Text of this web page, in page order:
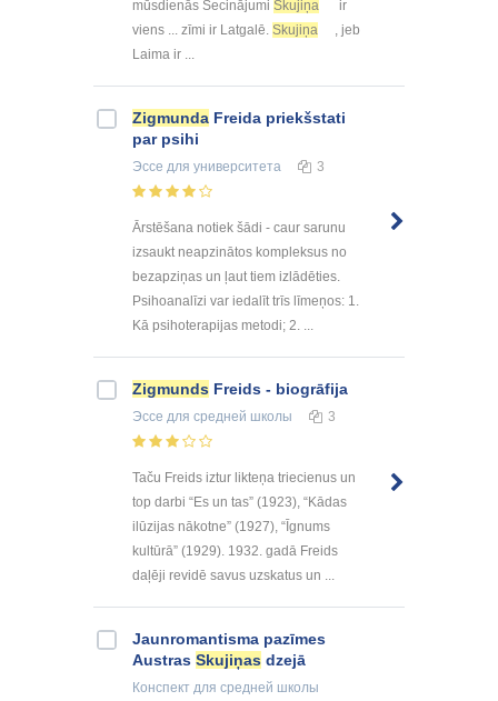
mūsdienās Secinājumi Skujiņa
ir
viens ... zīmi ir Latgalē. Skujiņa
, jeb
Laima ir ...
Zigmunda Freida priekšstati
par psihi
Эссе для университета 3
Ārstēšana notiek šādi - caur sarunu
izsaukt neapzinātos kompleksus no
bezapziņas un ļaut tiem izlādēties.
Psihoanalīzi var iedalīt trīs līmeņos: 1.
Kā psihoterapijas metodi; 2. ...
Zigmunds Freids - biogrāfija
Эссе для средней школы 3
Taču Freids iztur likteņa triecienus un
top darbi “Es un tas” (1923), “Kādas
ilūzijas nākotne” (1927), “Īgnums
kultūrā” (1929). 1932. gadā Freids
daļēji revidē savus uzskatus un ...
Jaunromantisma pazīmes
Austras Skujiņas dzejā
Конспект для средней школы